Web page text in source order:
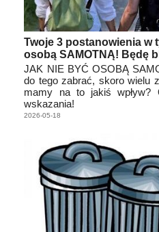
Twoje 3 postanowienia w
osobą SAMOTNĄ! Będę
JAK NIE BYĆ OSOBĄ
do tego zabrać, skoro wielu
mamy na to jakiś
wskazania!
2026-05-18